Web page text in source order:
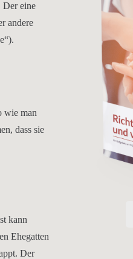
Der eine
andere
wie man
dass sie
kann
Ehegatten
Der